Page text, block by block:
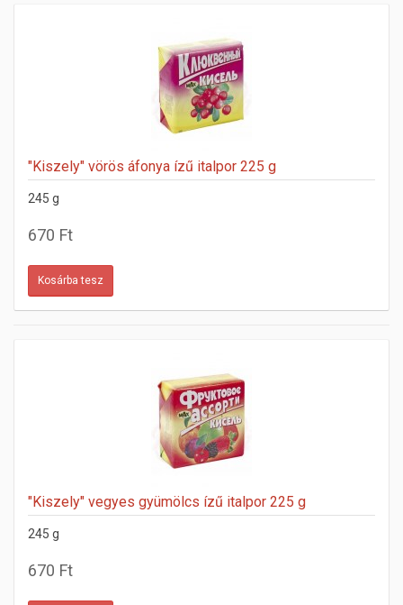
"Kiszely" vörös áfonya ízű italpor 225 g
245 g
670 Ft
"Kiszely" vegyes gyümölcs ízű italpor 225 g
245 g
670 Ft